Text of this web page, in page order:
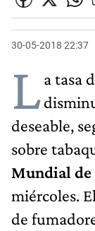
30-05-2018 22:37
La tasa
deseable,
sobre
Mundial de
miércoles.
de